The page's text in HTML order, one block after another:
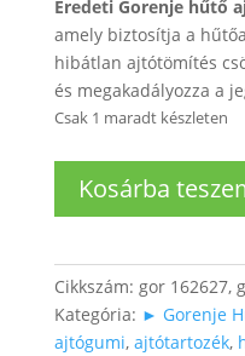
Eredeti Gorenje hűtő
amely biztosítja a
hibátlan ajtótömítés
és megakadályozza a
Csak 1 maradt készleten
Kombinált
mennyiség
Kosárba
Cikkszám: gor 162627,
Kategória: ► Gorenje
ajtógumi, ajtótartozék,